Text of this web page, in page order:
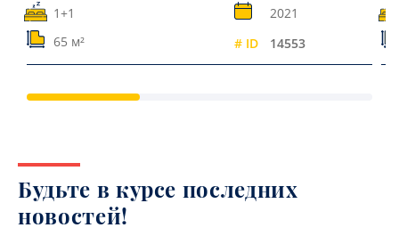
1+1
2021
65 м²
# ID 14553
Будьте в курсе последних
новостей!